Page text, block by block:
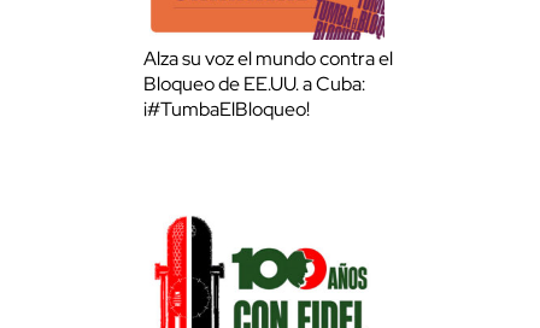
Alza su voz el mundo contra el
Bloqueo de EE.UU. a Cuba:
¡#TumbaElBloqueo!